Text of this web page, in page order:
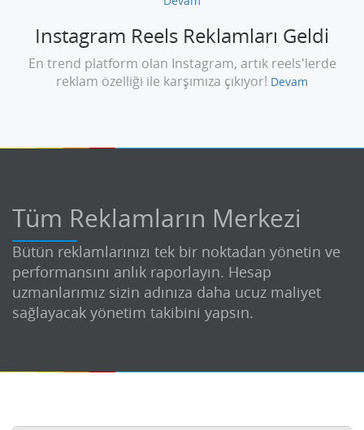
Instagram Reels Reklamları Geldi
En trend platform olan Instagram, artık reels'lerde
reklam özelliği ile karşımıza çıkıyor! Devam
Tüm Reklamların Merkezi
Bütün reklamlarınızı tek bir noktadan yönetin ve
performansını anlık raporlayın. Hesap
uzmanlarımız sizin adınıza daha ucuz maliyet
sağlayacak yönetim takibini yapsın.